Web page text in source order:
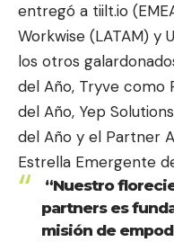
entregó a tiilt.io
Workwise (LATAM) y
los otros
del Año, Tryve como
del Año, Yep
del Año y el Partner
Estrella Emergente
“Nuestro
partners es
misión de